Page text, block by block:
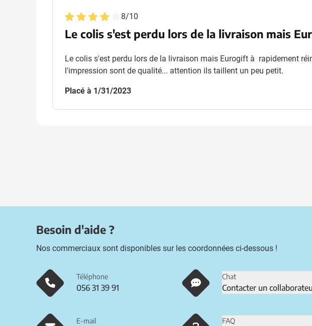
8/10
Le colis s'est perdu lors de la livraison mais
Le colis s'est perdu lors de la livraison mais Eurogift à rapidement
l'impression sont de qualité... attention ils taillent un peu petit.
Placé à 1/31/2023
Besoin d'aide ?
Nos commerciaux sont disponibles sur les coordonnées ci-dessous !
Téléphone
056 31 39 91
Chat
Contacter un
E-mail FAQ